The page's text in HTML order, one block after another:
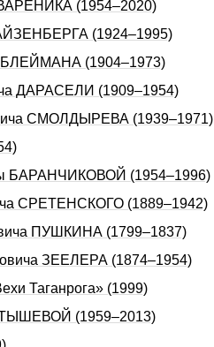
(1954–2020)
(1924–1995)
БЛЕЙМАHА (1904–1973)
ДАРАСЕЛИ (1909–1954)
СМОЛДЫРЕВА (1939–1971)
БАРАНЧИКОВОЙ (1954–1996)
СРЕТЕНСКОГО (1889–1942)
ПУШКИHА (1799–1837)
ЗЕЕЛЕРА (1874–1954)
Таганрога» (1999)
(1959–2013)